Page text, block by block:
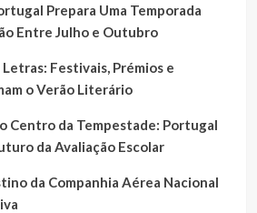
Prepara Uma Temporada
Entre Julho e Outubro
Festivais, Prémios e
o Verão Literário
Centro da Tempestade: Portugal
da Avaliação Escolar
da Companhia Aérea Nacional